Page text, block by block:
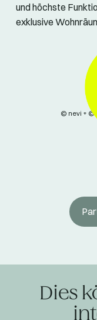
und höchste
exklusive
© nevi + ©
Dies